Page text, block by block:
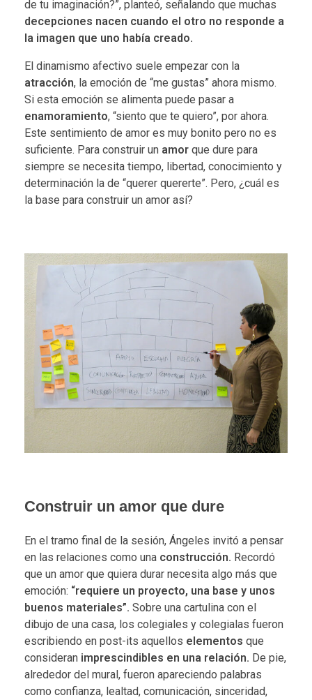
de tu imaginación?”, planteó, señalando que muchas
decepciones nacen cuando el otro no responde a
la imagen que uno había creado.
El dinamismo afectivo suele empezar con la
atracción, la emoción de “me gustas” ahora mismo.
Si esta emoción se alimenta puede pasar a
enamoramiento, “siento que te quiero”, por ahora.
Este sentimiento de amor es muy bonito pero no es
suficiente. Para construir un amor que dure para
siempre se necesita tiempo, libertad, conocimiento y
determinación la de “querer quererte”. Pero, ¿cuál es
la base para construir un amor así?
Construir un amor que dure
En el tramo final de la sesión, Ángeles invitó a pensar
en las relaciones como una construcción. Recordó
que un amor que quiera durar necesita algo más que
emoción: “requiere un proyecto, una base y unos
buenos materiales”. Sobre una cartulina con el
dibujo de una casa, los colegiales y colegialas fueron
escribiendo en post-its aquellos elementos que
consideran imprescindibles en una relación. De pie,
alrededor del mural, fueron apareciendo palabras
como confianza, lealtad, comunicación, sinceridad,